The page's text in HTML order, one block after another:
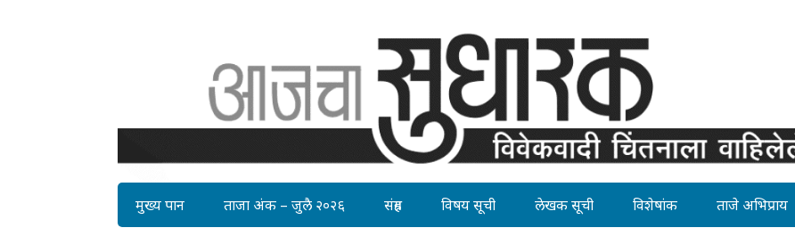
मुख्य पान ताजा अंक – जुलै २०२६ संग्रह विषय सूची लेखक सूची विशेषांक ताजे अभिप्राय